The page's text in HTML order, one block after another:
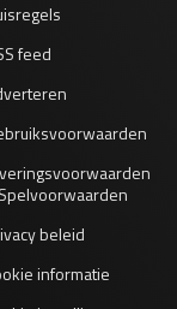
feed
beleid
informatie